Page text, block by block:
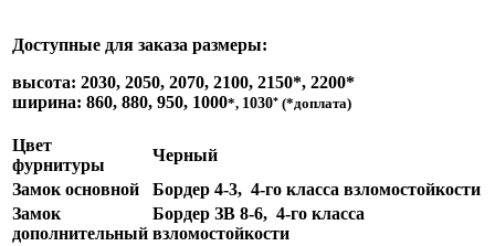
Доступные для заказа размеры:
высота: 2030, 2050, 2070, 2100, 2150*, 2200*
ширина: 860, 880, 950, 1000*, 1030* (*доплата)
Цвет
фурнитуры
Черный
Замок основной
Бордер 4-3, 4-го класса взломостойкости
Замок
дополнительный
Бордер ЗВ 8-6, 4-го класса
взломостойкости